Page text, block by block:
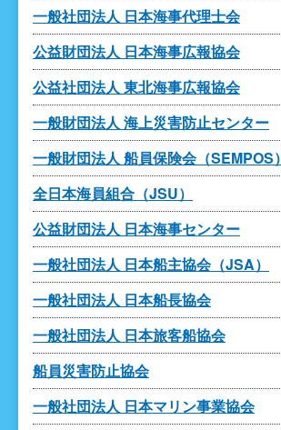
一般社団法人 日本海事代理士会
公益財団法人 日本海事広報協会
公益社団法人 東北海事広報協会
一般財団法人 海上災害防止センター
一般財団法人 船員保険会（SEMPOS）
全日本海員組合（JSU）
公益財団法人 日本海事センター
一般社団法人 日本船主協会（JSA）
一般社団法人 日本船長協会
一般社団法人 日本旅客船協会
船員災害防止協会
一般社団法人 日本マリン事業協会